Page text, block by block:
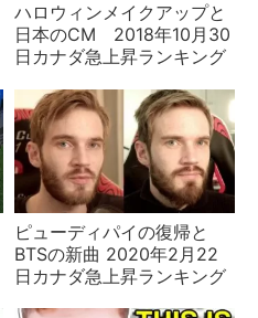
ハロウィンメイクアップと
日本のCM 2018年10月30
日カナダ急上昇ランキング
ピューディパイの復帰と
BTSの新曲 2020年2月22
日カナダ急上昇ランキング